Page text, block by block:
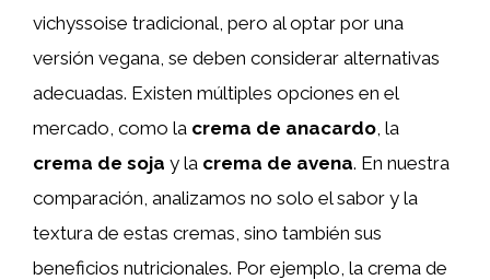
vichyssoise tradicional, pero al optar por una
versión vegana, se deben considerar alternativas
adecuadas. Existen múltiples opciones en el
mercado, como la crema de anacardo, la
crema de soja y la crema de avena. En nuestra
comparación, analizamos no solo el sabor y la
textura de estas cremas, sino también sus
beneficios nutricionales. Por ejemplo, la crema de